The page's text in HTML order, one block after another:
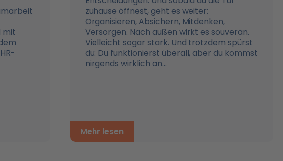
mit
zuhause öffnest, geht es weiter:
Organisieren, Absichern, Mitdenken,
Versorgen. Nach außen wirkt es souverän.
Vielleicht sogar stark. Und trotzdem spürst
du: Du funktionierst überall, aber du kommst
nirgends wirklich an...
Mehr lesen